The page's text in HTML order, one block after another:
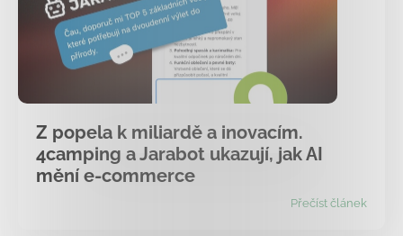
Z popela k miliardě a inovacím.
4camping a Jarabot ukazují, jak AI
mění e-commerce
Přečíst článek